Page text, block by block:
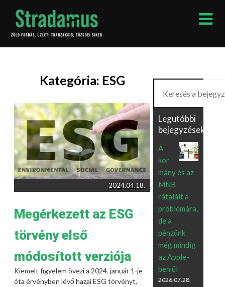
content
Kategória: ESG
2024.04.18.
Megérkezett az ESG
törvény első
módosított verziója
Kiemelt figyelem övezi a 2024. január 1-je
óta érvényben lévő hazai ESG törvényt,
Legutóbbi
bejegyzések
A
kor
mány és az
MNB
rátalált a
problémára,
de a
pénzünk
még mindig
az Apple-
ben ül
2026.07.28.